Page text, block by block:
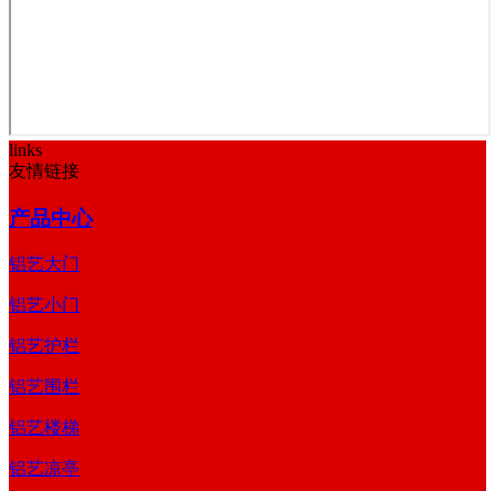
links
友情链接
产品中心
铝艺大门
铝艺小门
铝艺护栏
铝艺围栏
铝艺楼梯
铝艺凉亭